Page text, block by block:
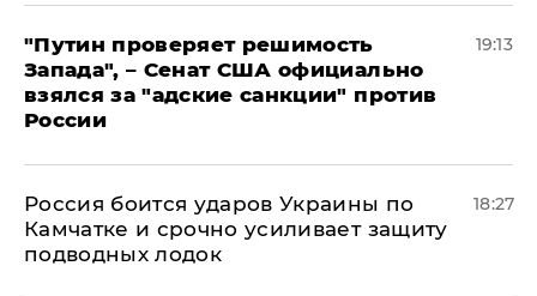
"Путин проверяет решимость
Запада", – Сенат США официально
взялся за "адские санкции" против
России
19:13
Россия боится ударов Украины по
Камчатке и срочно усиливает защиту
подводных лодок
18:27